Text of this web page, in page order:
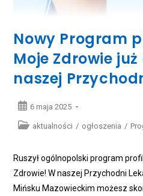
Nowy Program
Moje Zdrowie
naszej
Post6 maja 2025
Postaktualności / ogłoszenia /
Ruszył ogólnopolski program
Zdrowie! W naszej Przychodni
Mińsku Mazowieckim możesz